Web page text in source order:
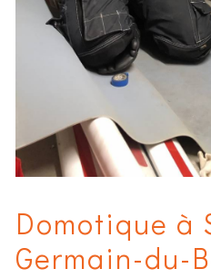
Domotique à
Germain-du-